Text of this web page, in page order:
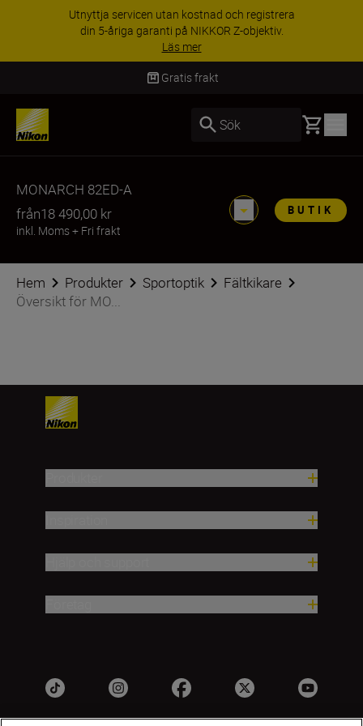
Utnyttja servicen utan kostnad och registrera
din 5-åriga garanti på NIKKOR Z-objektiv.
Läs mer
Gratis frakt
Sök Basket
MONARCH 82ED-A
från18 490,00 kr
inkl. Moms+ Fri frakt
BUTIK
Hem Produkter Sportoptik
Fältkikare
Översikt för MO...